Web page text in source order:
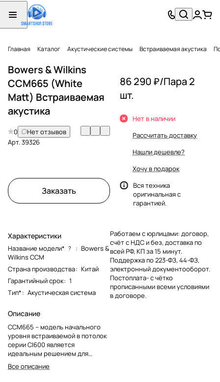
Главная Каталог Акустические системы Встраиваемая акустика
Bowers & Wilkins
CCM665 (White
Matt) Встраиваемая
акустика
0
Нет отзывов
Арт.39326
Заказать
Характеристики
Название модели* ? : Bowers &
Wilkins CCM
Страна производства: Китай
Гарантийный срок: 1
Тип*: Акустическая система
Описание
CCM665 – модель начального
уровня встраиваемой в потолок
серии CI600 является
идеальным решением для
небольших помещений, таких как
ванные комнаты или кухни.
Все описание
86 290 ₽/Пара 2
шт.
Нет в наличии
Рассчитать доставку
Нашли дешевле?
Хочу в подарок
Вся техника
оригинальная с
гарантией.
Работаем с юрлицами: договор,
счёт с НДС и без, доставка по
всей РФ, КП за 15 минут.
Поддержка по 223-ФЗ, 44-ФЗ,
электронный документооборот.
Постоплата- с чётко
прописанными всеми условиями
в договоре.